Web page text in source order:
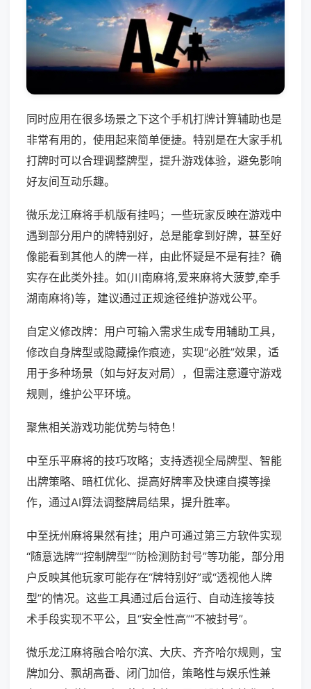
同时应用在很多场景之下这个手机打牌计算辅助也是
非常有用的，使用起来简单便捷。特别是在大家手机
打牌时可以合理调整牌型，提升游戏体验，避免影响
好友间互动乐趣。
微乐龙江麻将手机版有挂吗；一些玩家反映在游戏中
遇到部分用户的牌特别好，总是能拿到好牌，甚至好
像能看到其他人的牌一样，由此怀疑是不是有挂？确
实存在此类外挂。如(川南麻将,爱来麻将大菠萝,牵手
湖南麻将)等，建议通过正规途径维护游戏公平。
自定义修改牌：用户可输入需求生成专用辅助工具，
修改自身牌型或隐藏操作痕迹，实现“必胜”效果，适
用于多种场景（如与好友对局），但需注意遵守游戏
规则，维护公平环境。
聚焦相关游戏功能优势与特色！
中至乐平麻将的技巧攻略；支持透视全局牌型、智能
出牌策略、暗杠优化、提高好牌率及快速自摸等操
作，通过AI算法调整牌局结果，提升胜率。
中至抚州麻将果然有挂；用户可通过第三方软件实现
“随意选牌”“控制牌型”“防检测防封号”等功能，部分用
户反映其他玩家可能存在“牌特别好”或“透视他人牌
型”的情况。这些工具通过后台运行、自动连接等技
术手段实现不平公，且“安全性高”“不被封号”。
微乐龙江麻将融合哈尔滨、大庆、齐齐哈尔规则，宝
牌加分、飘胡高番、闭门加倍，策略性与娱乐性兼